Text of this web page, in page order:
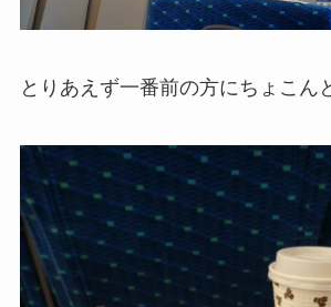
とりあえず一番前の方にちょこん